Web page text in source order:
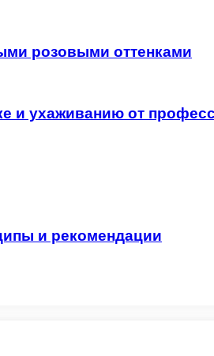
розовыми оттенками
и ухаживанию от
и рекомендации